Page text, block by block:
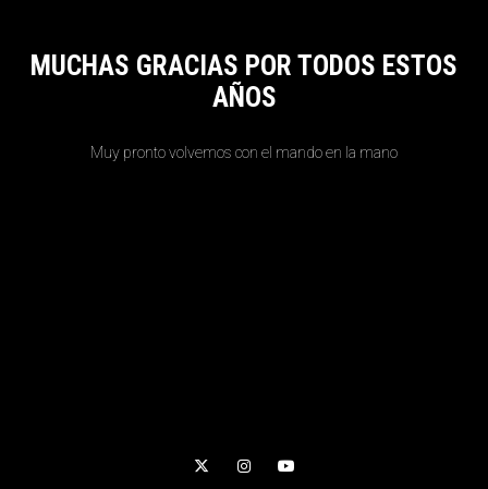
MUCHAS GRACIAS POR TODOS ESTOS
AÑOS
Muy pronto volvemos con el mando en la mano